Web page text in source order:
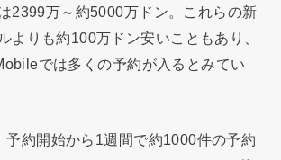
2399万～約5000万ドン。これらの新
よりも約100万ドン安いこともあり、
では多くの予約が入るとみてい
予約開始から1週間で約1000件の予約